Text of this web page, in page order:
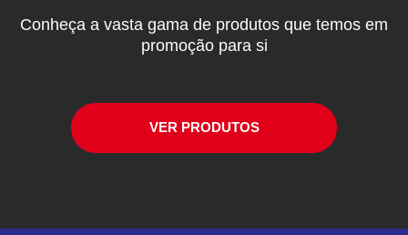
Conheça a vasta gama de produtos que temos em
promoção para si
VER PRODUTOS